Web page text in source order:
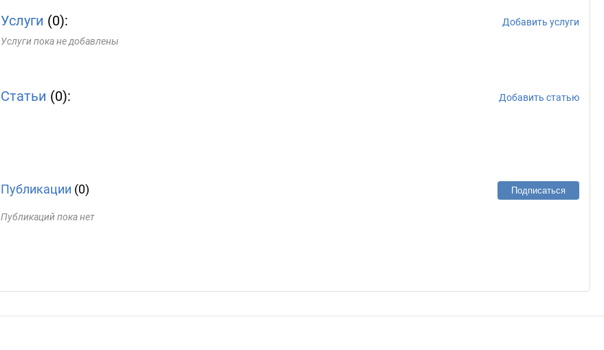
Услуги (0):
Добавить услуги
Услуги пока не добавлены
Статьи (0): Добавить статью
Публикации (0) Подписаться
Публикаций пока нет